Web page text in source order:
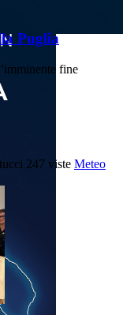
Puglia
fine
247 viste Meteo